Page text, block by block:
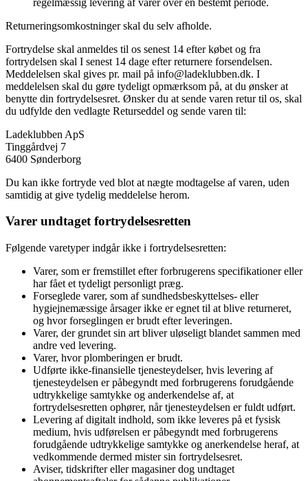
Returneringsomkostninger skal du selv afholde.
Fortrydelse skal anmeldes til os senest 14 efter købet og fra
fortrydelsen skal I senest 14 dage efter returnere forsendelsen.
Meddelelsen skal gives pr. mail på info@ladeklubben.dk. I
meddelelsen skal du gøre tydeligt opmærksom på, at du ønsker at
benytte din fortrydelsesret. Ønsker du at sende varen retur til os, skal
du udfylde den vedlagte Returseddel og sende varen til:
Ladeklubben ApS
Tinggårdvej 7
6400 Sønderborg
Du kan ikke fortryde ved blot at nægte modtagelse af varen, uden
samtidig at give tydelig meddelelse herom.
Varer undtaget fortrydelsesretten
Følgende varetyper indgår ikke i fortrydelsesretten:
Varer, som er fremstillet efter forbrugerens specifikationer eller
har fået et tydeligt personligt præg.
Forseglede varer, som af sundhedsbeskyttelses- eller
hygiejnemæssige årsager ikke er egnet til at blive returneret,
og hvor forseglingen er brudt efter leveringen.
Varer, der grundet sin art bliver uløseligt blandet sammen med
andre ved levering.
Varer, hvor plomberingen er brudt.
Udførte ikke-finansielle tjenesteydelser, hvis levering af
tjenesteydelsen er påbegyndt med forbrugerens forudgående
udtrykkelige samtykke og anderkendelse af, at
fortrydelsesretten ophører, når tjenesteydelsen er fuldt udført.
Levering af digitalt indhold, som ikke leveres på et fysisk
medium, hvis udførelsen er påbegyndt med forbrugerens
forudgående udtrykkelige samtykke og anerkendelse heraf, at
vedkommende dermed mister sin fortrydelsesret.
Aviser, tidskrifter eller magasiner dog undtaget